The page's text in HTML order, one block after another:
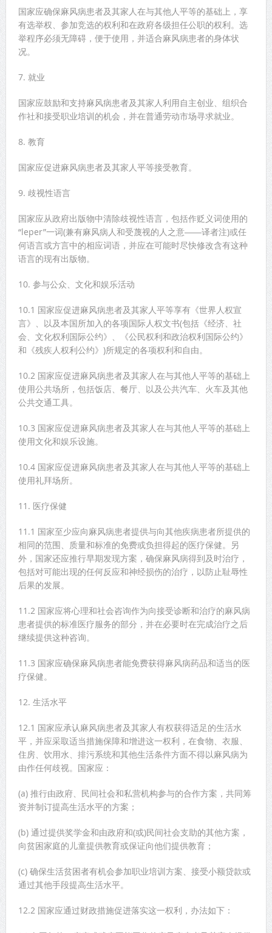
国家应确保麻风病患者及其家人在与其他人平等的基础上，享
有选举权、参加竞选的权利和在政府各级担任公职的权利。选
举程序必须无障碍，便于使用，并适合麻风病患者的身体状
况。
7. 就业
国家应鼓励和支持麻风病患者及其家人利用自主创业、组织合
作社和接受职业培训的机会，并在普通劳动市场寻求就业。
8. 教育
国家应促进麻风病患者及其家人平等接受教育。
9. 歧视性语言
国家应从政府出版物中清除歧视性语言，包括作贬义词使用的
“leper”一词(兼有麻风病人和受蔑视的人之意――译者注)或任
何语言或方言中的相应词语，并应在可能时尽快修改含有这种
语言的现有出版物。
10. 参与公众、文化和娱乐活动
10.1 国家应促进麻风病患者及其家人平等享有《世界人权宣
言》、以及本国所加入的各项国际人权文书(包括《经济、社
会、文化权利国际公约》、《公民权利和政治权利国际公约》
和《残疾人权利公约》)所规定的各项权利和自由。
10.2 国家应促进麻风病患者及其家人在与其他人平等的基础上
使用公共场所，包括饭店、餐厅、以及公共汽车、火车及其他
公共交通工具。
10.3 国家应促进麻风病患者及其家人在与其他人平等的基础上
使用文化和娱乐设施。
10.4 国家应促进麻风病患者及其家人在与其他人平等的基础上
使用礼拜场所。
11. 医疗保健
11.1 国家至少应向麻风病患者提供与向其他疾病患者所提供的
相同的范围、质量和标准的免费或负担得起的医疗保健。另
外，国家还应推行早期发现方案，确保麻风病得到及时治疗，
包括对可能出现的任何反应和神经损伤的治疗，以防止耻辱性
后果的发展。
11.2 国家应将心理和社会咨询作为向接受诊断和治疗的麻风病
患者提供的标准医疗服务的部分，并在必要时在完成治疗之后
继续提供这种咨询。
11.3 国家应确保麻风病患者能免费获得麻风病药品和适当的医
疗保健。
12. 生活水平
12.1 国家应承认麻风病患者及其家人有权获得适足的生活水
平，并应采取适当措施保障和增进这一权利，在食物、衣服、
住房、饮用水、排污系统和其他生活条件方面不得以麻风病为
由作任何歧视。国家应：
(a) 推行由政府、民间社会和私营机构参与的合作方案，共同筹
资并制订提高生活水平的方案；
(b) 通过提供奖学金和由政府和(或)民间社会支助的其他方案，
向贫困家庭的儿童提供教育或保证向他们提供教育；
(c) 确保生活贫困者有机会参加职业培训方案、接受小额贷款或
通过其他手段提高生活水平。
12.2 国家应通过财政措施促进落实这一权利，办法如下：